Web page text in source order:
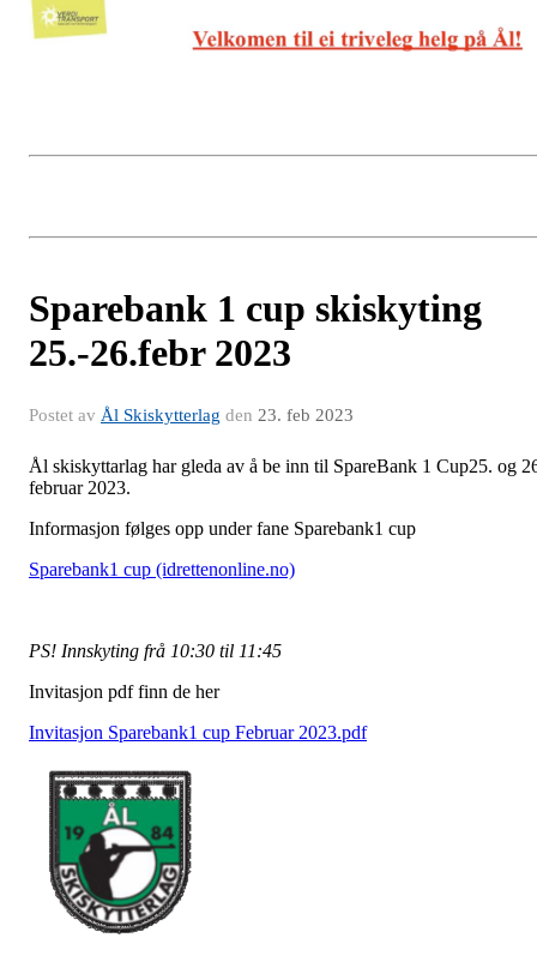
Sparebank 1 cup skiskyting
25.-26.febr 2023
Postet av Ål Skiskytterlag den 23. feb 2023
Ål skiskyttarlag har gleda av å be inn til SpareBank 1 Cup25. og
februar 2023.
Informasjon følges opp under fane Sparebank1 cup
Sparebank1 cup (idrettenonline.no)
PS! Innskyting frå 10:30 til 11:45
Invitasjon pdf finn de her
Invitasjon Sparebank1 cup Februar 2023.pdf